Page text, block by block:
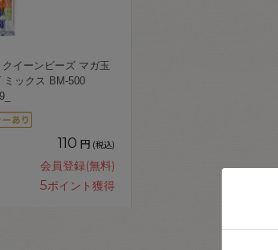
イーンビーズ マガ玉
ミックス BM-500
110 円 (税込)
会員登録(無料)
5ポイント獲得